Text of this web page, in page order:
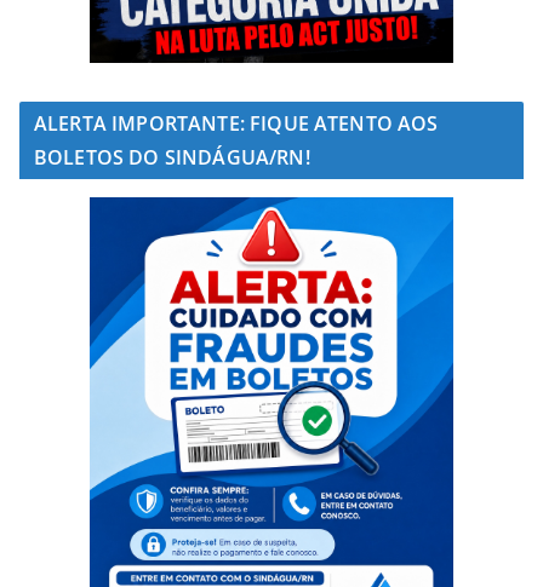
ALERTA IMPORTANTE: FIQUE ATENTO AOS
BOLETOS DO SINDÁGUA/RN!